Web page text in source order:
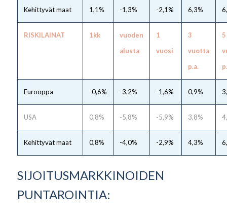
Kehittyvät maat 1,1% -1,3% -2,1% 6,3%
RISKILAINAT 1kk
vuoden
alusta
1
vuosi
3
vuotta
p.a.
5
Eurooppa -0,6% -3,2% -1,6% 0,9%
USA 0,8% -5,8% -5,9% 3,8%
Kehittyvät maat 0,8% -4,0% -2,9% 4,3%
SIJOITUSMARKKINOIDEN
PUNTAROINTIA: